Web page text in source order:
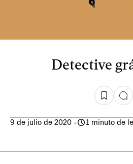
Detective
9 de julio de 2020 - 1 minuto de